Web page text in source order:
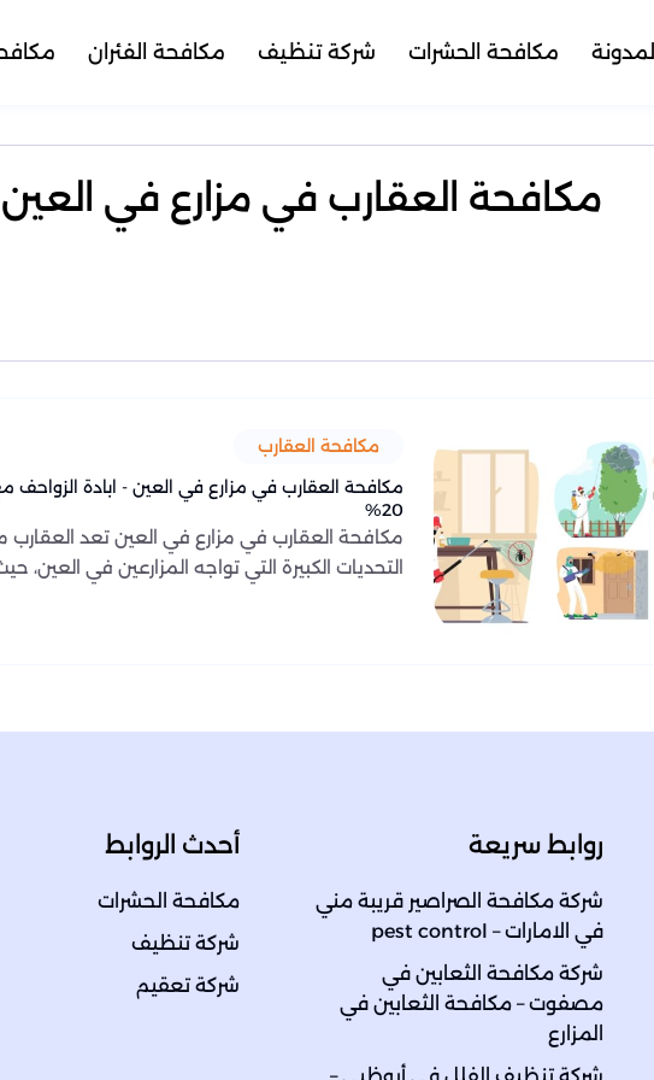
المدونة مكافحة الحشرات شركة تنظيف مكافحة الفئران
مكافحة العقارب في مزارع في العين
مكافحة العقارب
مكافحة العقارب في مزارع في العين - ابادة
20%
مكافحة العقارب في مزارع في العين تعد العقارب
التحديات الكبيرة التي تواجه المزارعين في العين،
روابط سريعة
شركة مكافحة الصراصير قريبة مني
في الامارات – pest control
شركة مكافحة الثعابين في
مصفوت – مكافحة الثعابين في
المزارع
أحدث الروابط
مكافحة الحشرات
شركة تنظيف
شركة تعقيم